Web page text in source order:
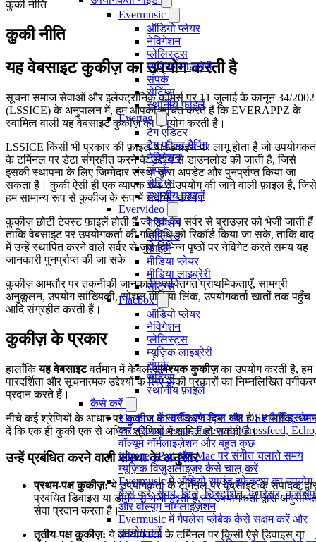
Evermusic
ऑडियो प्लेयर
नेविगेशन
प्लेलिस्ट्स
म्यूजिक लाइब्रेरी
संपर्क
सेटिंग्स
स्थानीय फाइलें
Evertag
टैग एडिटर
टैग फ़ील्ड मैपिंग
नेविगेशन
संपर्क
सेटिंग्स
स्थानीय फ़ाइलें
Evervideo
नेविगेशन
प्लेलिस्ट
फाइलें
मीडिया प्लेयर
मीडिया लाइब्रेरी
सेटिंग्स
Flacbox
ऑडियो प्लेयर
नेविगेशन
प्लेलिस्ट्स
म्यूज़िक लाइब्रेरी
संपर्क
सेटिंग्स
स्थानीय फ़ाइलें
कैसे करें
Flacbox में साउंड इफेक्ट्स और DSP कैसे
करें: Compressor, Freeverb, Crossfeed,
वॉल्यूम नॉर्मलाइज़ेशन और बहुत कुछ
iPhone, iPad और Mac पर संगीत चलाते समय
म्यूज़िक विज़ुअलाइज़र कैसे चालू करें
Evermusic में ऑडियो साउंड इफ़ेक्ट्स का उपयोग
कैसे करें: रीवर्ब, डिले, डिस्टॉर्शन, कंप्रेसर,
और वॉल्यूम नॉर्मलाइज़ेशन
Evermusic में गैपलेस प्लेबैक कैसे सक्षम करें और
उपयोग करें
कुकी नीति
कुकी नीति
यह वेबसाइट कुकीज़ का उपयोग करती है
सूचना समाज सेवाओं और इलेक्ट्रॉनिक कॉमर्स पर 11 जुलाई के कानून 34/2002
(LSSICE) के अनुपालन में, हम आपको सूचित करते हैं कि EVERAPPZ के
स्वामित्व वाली यह वेबसाइट कुकीज़ का उपयोग करती है।
LSSICE किसी भी प्रकार की फ़ाइल या डिवाइस पर लागू होता है जो
के टर्मिनल पर डेटा संग्रहीत करने के उद्देश्य से डाउनलोड की जाती है, जिसे
इसकी स्थापना के लिए जिम्मेदार संस्था द्वारा अपडेट और पुनर्प्राप्त किया जा
सकता है। कुकी ऐसी ही एक व्यापक रूप से उपयोग की जाने वाली फ़ाइल है, जिसे
हम सामान्य रूप से कुकीज़ के रूप में संदर्भित करेंगे।
कुकीज़ छोटी टेक्स्ट फ़ाइलें होती हैं जो एक वेब सर्वर से ब्राउज़र को भेजी जाती हैं
ताकि वेबसाइट पर उपयोगकर्ता की गतिविधि को रिकॉर्ड किया जा सके, ताकि बाद
में उन्हें स्थापित करने वाले सर्वर से जुड़े विभिन्न पृष्ठों पर नेविगेट करते समय यह
जानकारी पुनर्प्राप्त की जा सके।
कुकीज़ आमतौर पर तकनीकी जानकारी, व्यक्तिगत प्राथमिकताएँ, सामग्री
अनुकूलन, उपयोग सांख्यिकी, सोशल मीडिया लिंक, उपयोगकर्ता खातों तक पहुँच
आदि संग्रहीत करती हैं।
कुकीज़ के प्रकार
हालाँकियह वेबसाइटवर्तमान में केवलआवश्यक कुकीज़का उपयोग करती है, हम
पारदर्शिता और सूचनात्मक उद्देश्यों के लिए कुकी प्रकारों का निम्नलिखित
प्रदान करते हैं।
नीचे कई श्रेणियों के आधार पर कुकीज़ का वर्गीकरण दिया गया है। हालाँकि,
दें कि एक ही कुकी एक से अधिक श्रेणियों में शामिल हो सकती है।
उन्हें प्रबंधित करने वाली संस्था के अनुसार
प्रथम-पक्ष कुकीज़:ये उपयोगकर्ता के टर्मिनल पर वेबसाइट के संपादक
प्रबंधित डिवाइस या डोमेन से भेजी जाती हैं जो उपयोगकर्ता द्वारा
सेवा प्रदान करता है।
तृतीय-पक्ष कुकीज़: ये उपयोगकर्ता के टर्मिनल पर किसी ऐसे डिवाइस या